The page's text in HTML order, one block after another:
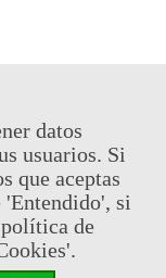
datos
usuarios. Si
que aceptas
'Entendido', si
de